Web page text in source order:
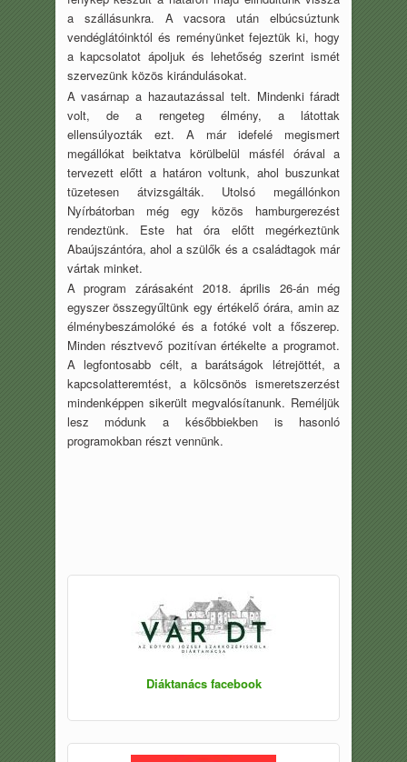
a szállásunkra. A vacsora után elbúcsúztunk
vendéglátóinktól és reményünket fejeztük ki, hogy
a kapcsolatot ápoljuk és lehetőség szerint ismét
szervezünk közös kirándulásokat.
A vasárnap a hazautazással telt. Mindenki fáradt
volt, de a rengeteg élmény, a látottak
ellensúlyozták ezt. A már idefelé megismert
megállókat beiktatva körülbelül másfél órával a
tervezett előtt a határon voltunk, ahol buszunkat
tüzetesen átvizsgálták. Utolsó megállónkon
Nyírbátorban még egy közös hamburgerezést
rendeztünk. Este hat óra előtt megérkeztünk
Abaújszántóra, ahol a szülők és a családtagok már
vártak minket.
A program zárásaként 2018. április 26-án még
egyszer összegyűltünk egy értékelő órára, amin az
élménybeszámolóké és a fotóké volt a főszerep.
Minden résztvevő pozitívan értékelte a programot.
A legfontosabb célt, a barátságok létrejöttét, a
kapcsolatteremtést, a kölcsönös ismeretszerzést
mindenképpen sikerült megvalósítanunk. Reméljük
lesz módunk a későbbiekben is hasonló
programokban részt vennünk.
Diáktanács facebook